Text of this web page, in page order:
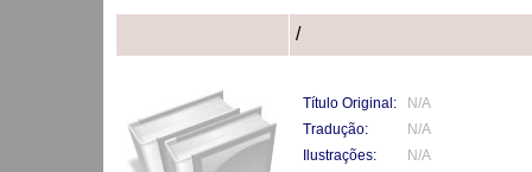
/
Título Original:
N/A
Tradução:
N/A
Ilustrações:
N/A